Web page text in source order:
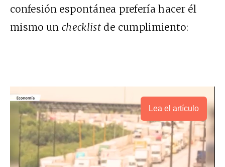
confesión espontánea prefería hacer él
mismo unchecklist de cumplimiento:
Lea el artículo